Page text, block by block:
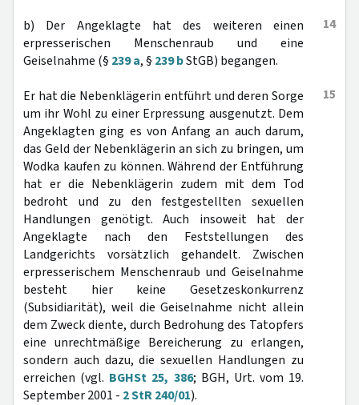
14
b) Der Angeklagte hat des weiteren einen
erpresserischen Menschenraub und eine
Geiselnahme (§ 239 a, § 239 bStGB) begangen.
15
Er hat die Nebenklägerin entführt und deren Sorge
um ihr Wohl zu einer Erpressung ausgenutzt. Dem
Angeklagten ging es von Anfang an auch darum,
das Geld der Nebenklägerin an sich zu bringen, um
Wodka kaufen zu können. Während der Entführung
hat er die Nebenklägerin zudem mit dem Tod
bedroht und zu den festgestellten sexuellen
Handlungen genötigt. Auch insoweit hat der
Angeklagte nach den Feststellungen des
Landgerichts vorsätzlich gehandelt. Zwischen
erpresserischem Menschenraub und Geiselnahme
besteht hier keine Gesetzeskonkurrenz
(Subsidiarität), weil die Geiselnahme nicht allein
dem Zweck diente, durch Bedrohung des Tatopfers
eine unrechtmäßige Bereicherung zu erlangen,
sondern auch dazu, die sexuellen Handlungen zu
erreichen (vgl. BGHSt 25, 386; BGH, Urt. vom 19.
September 2001 - 2 StR 240/01).